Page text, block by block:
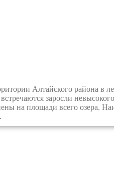
Алтайского района в
заросли
на площади всего озера.